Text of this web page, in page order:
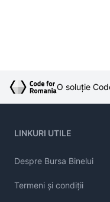
O soluție
LINKURI UTILE
Despre Bursa Binelui
Termeni și condiții